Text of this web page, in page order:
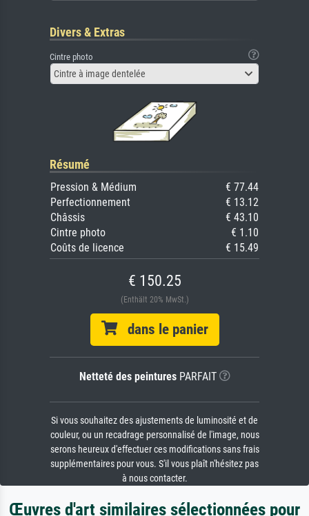
Divers & Extras
Cintre photo
Cintre à image dentelée
Résumé
Pression & Médium
€ 77.44
Perfectionnement
€ 13.12
Châssis
€ 43.10
Cintre photo
€ 1.10
Coûts de licence
€ 15.49
€ 150.25
(Enthält 20% MwSt.)
dans le panier
Netteté des peinturesPARFAIT
Si vous souhaitez des ajustements de luminosité et de
couleur, ou un recadrage personnalisé de l'image, nous
serons heureux d'effectuer ces modifications sans frais
supplémentaires pour vous. S'il vous plaît n'hésitez pas
à nous contacter.
Œuvres d'art similaires sélectionnées pour